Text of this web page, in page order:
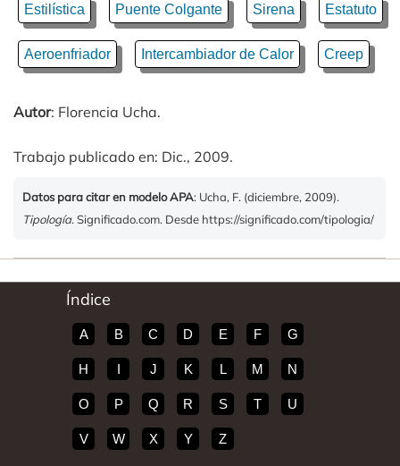
Estilística Puente Colgante Sirena Estatuto
Aeroenfriador Intercambiador de Calor Creep
Autor: Florencia Ucha.
Trabajo publicado en: Dic., 2009.
Datos para citar en modelo APA: Ucha, F. (diciembre, 2009).
Tipología. Significado.com. Desde https://significado.com/tipologia/
Índice
A B C D E F G
H J K L M N
O P Q R S T U
V W X Y Z